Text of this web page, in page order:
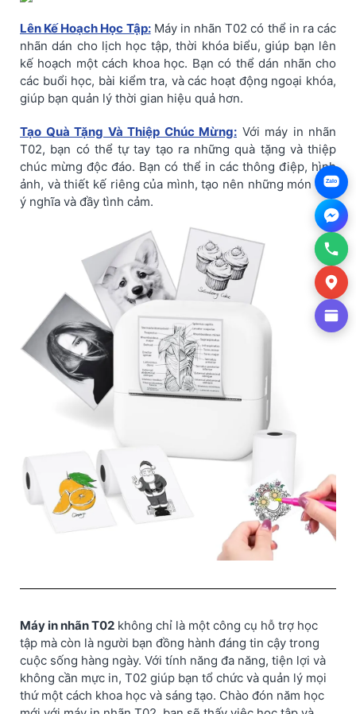
Lên Kế Hoạch Học Tập:Máy in nhãn T02 có thể in ra các
nhãn dán cho lịch học tập, thời khóa biểu, giúp bạn lên
kế hoạch một cách khoa học. Bạn có thể dán nhãn cho
các buổi học, bài kiểm tra, và các hoạt động ngoại khóa,
giúp bạn quản lý thời gian hiệu quả hơn.
Tạo Quà Tặng Và Thiệp Chúc Mừng: Với máy in nhãn
T02, bạn có thể tự tay tạo ra những quà tặng và thiệp
chúc mừng độc đáo. Bạn có thể in các thông điệp, hình
ảnh, và thiết kế riêng của mình, tạo nên những món quà
ý nghĩa và đầy tình cảm.
Máy in nhãn T02 không chỉ là một công cụ hỗ trợ học
tập mà còn là người bạn đồng hành đáng tin cậy trong
cuộc sống hàng ngày. Với tính năng đa năng, tiện lợi và
không cần mực in, T02 giúp bạn tổ chức và quản lý mọi
thứ một cách khoa học và sáng tạo. Chào đón năm học
Zalo